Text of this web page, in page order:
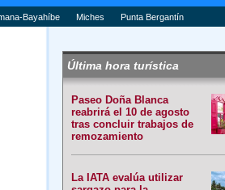
Bayahíbe Miches Punta Bergantín
Última hora turística
Paseo Doña Blanca
reabrirá el 10 de agosto
tras concluir trabajos de
remozamiento
La IATA evalúa utilizar